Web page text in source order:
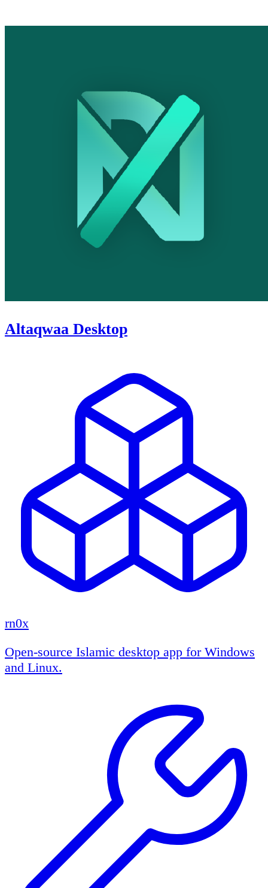
Altaqwaa Desktop
rn0x
Open-source Islamic desktop app for Windows
and Linux.